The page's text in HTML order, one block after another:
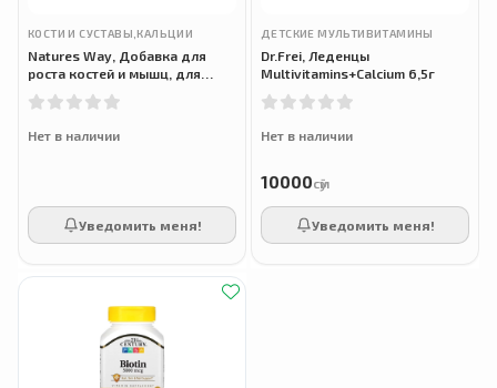
КОСТИ И СУСТАВЫ,КАЛЬЦИИ
Natures Way, Добавка для
роста костей и мышц, для
детей от 2 лет, ягодный вкус,
60 жевательных мармеладок
Нет в наличии
Уведомить меня!
ДЕТСКИЕ МУЛЬТИВИТАМИНЫ
Dr.Frei, Леденцы
Multivitamins+Calcium 6,5г
Нет в наличии
10000сӯм
Уведомить меня!